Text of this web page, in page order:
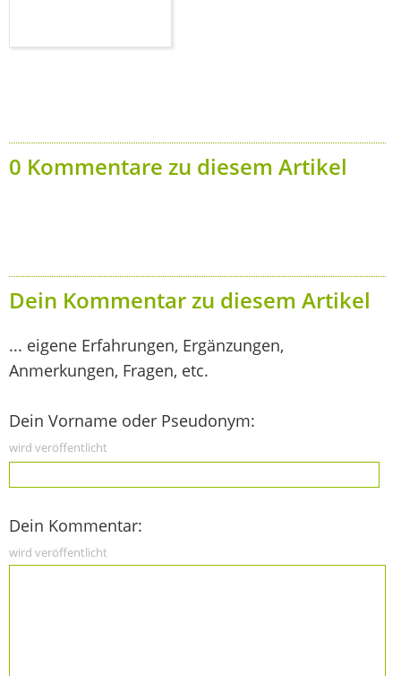
0 Kommentare zu diesem Artikel
Dein Kommentar zu diesem Artikel
... eigene Erfahrungen, Ergänzungen,
Anmerkungen, Fragen, etc.
Dein Vorname oder Pseudonym:
wird veröffentlicht
Dein Kommentar:
wird veröffentlicht